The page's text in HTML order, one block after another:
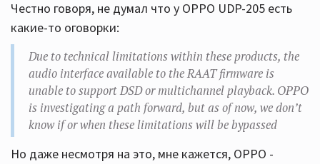
Честно говоря, не думал что у OPPO UDP-205 есть
какие-то оговорки:
Due to technical limitations within these products, the
audio interface available to the RAAT firmware is
unable to support DSD or multichannel playback. OPPO
is investigating a path forward, but as of now, we don’t
know if or when these limitations will be bypassed
Но даже несмотря на это, мне кажется, OPPO -